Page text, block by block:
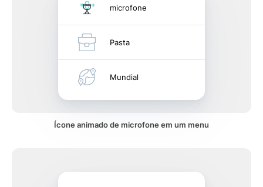
microfone
Pasta
Mundial
Ícone animado de microfone em um menu